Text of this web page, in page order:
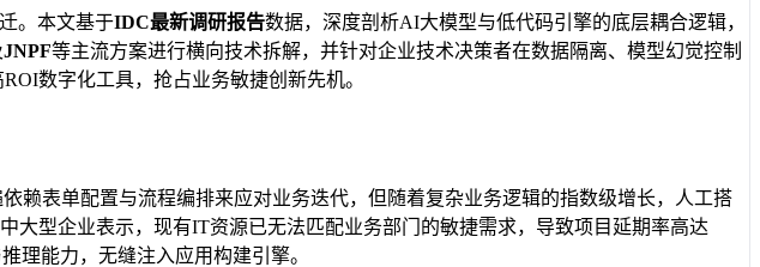
。本文基于IDC最新调研报告数据，深度剖析AI大模型与低代码引擎的底层耦合逻辑，
JNPF等主流方案进行横向技术拆解，并针对企业技术决策者在数据隔离、模型幻觉控制
数字化工具，抢占业务敏捷创新先机。
赖表单配置与流程编排来应对业务迭代，但随着复杂业务逻辑的指数级增长，人工搭
大型企业表示，现有IT资源已无法匹配业务部门的敏捷需求，导致项目延期率高达
能力，无缝注入应用构建引擎。